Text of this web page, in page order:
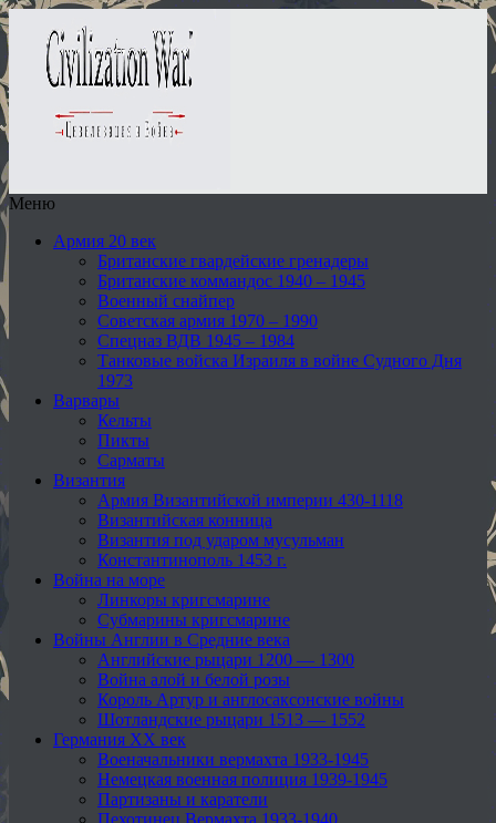
Меню
Армия 20 век
Британские гвардейские гренадеры
Британские коммандос 1940 – 1945
Военный снайпер
Советская армия 1970 – 1990
Спецназ ВДВ 1945 – 1984
Танковые войска Израиля в войне Судного Дня
1973
Варвары
Кельты
Пикты
Сарматы
Византия
Армия Византийской империи 430-1118
Византийская конница
Византия под ударом мусульман
Константинополь 1453 г.
Война на море
Линкоры кригсмарине
Субмарины кригсмарине
Войны Англии в Средние века
Английские рыцари 1200 — 1300
Война алой и белой розы
Король Артур и англосаксонские войны
Шотландские рыцари 1513 — 1552
Германия XX век
Военачальники вермахта 1933-1945
Немецкая военная полиция 1939-1945
Партизаны и каратели
Пехотинец Вермахта 1933-1940